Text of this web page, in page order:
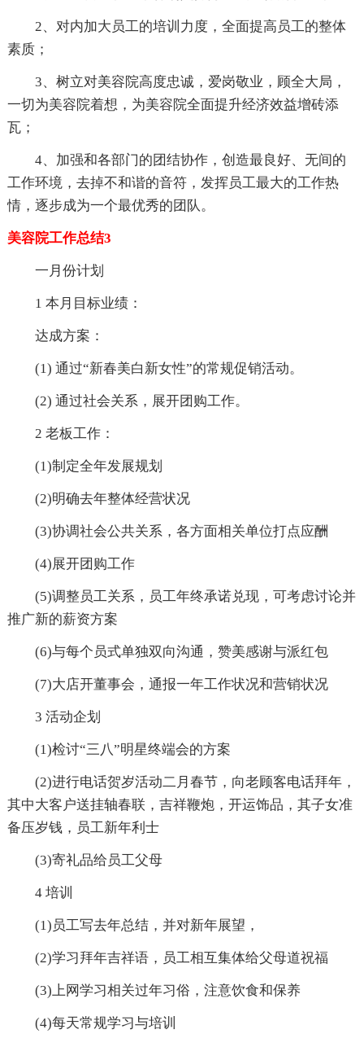
2、对内加大员工的培训力度，全面提高员工的整体
素质；
3、树立对美容院高度忠诚，爱岗敬业，顾全大局，
一切为美容院着想，为美容院全面提升经济效益增砖添
瓦；
4、加强和各部门的团结协作，创造最良好、无间的
工作环境，去掉不和谐的音符，发挥员工最大的工作热
情，逐步成为一个最优秀的团队。
美容院工作总结3
一月份计划
1 本月目标业绩：
达成方案：
(1) 通过“新春美白新女性”的常规促销活动。
(2) 通过社会关系，展开团购工作。
2 老板工作：
(1)制定全年发展规划
(2)明确去年整体经营状况
(3)协调社会公共关系，各方面相关单位打点应酬
(4)展开团购工作
(5)调整员工关系，员工年终承诺兑现，可考虑讨论并
推广新的薪资方案
(6)与每个员式单独双向沟通，赞美感谢与派红包
(7)大店开董事会，通报一年工作状况和营销状况
3 活动企划
(1)检讨“三八”明星终端会的方案
(2)进行电话贺岁活动二月春节，向老顾客电话拜年，
其中大客户送挂轴春联，吉祥鞭炮，开运饰品，其子女准
备压岁钱，员工新年利士
(3)寄礼品给员工父母
4 培训
(1)员工写去年总结，并对新年展望，
(2)学习拜年吉祥语，员工相互集体给父母道祝福
(3)上网学习相关过年习俗，注意饮食和保养
(4)每天常规学习与培训